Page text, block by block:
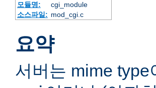
모듈명:
cgi_module
소스파일: mod_cgi.c
요약
서버는 mime type